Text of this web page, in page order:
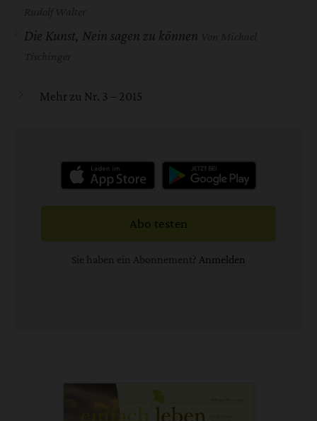
Die Kunst, Nein sagen zu können
Mehr zu Nr. 3 – 2015
Abo testen
Sie haben ein Abonnement? Anmelden